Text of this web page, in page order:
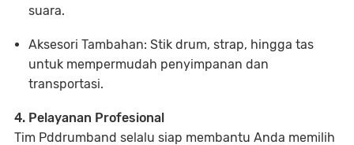
suara.
Aksesori Tambahan: Stik drum, strap, hingga tas
untuk mempermudah penyimpanan dan
transportasi.
4. Pelayanan Profesional
Tim Pddrumband selalu siap membantu Anda memilih